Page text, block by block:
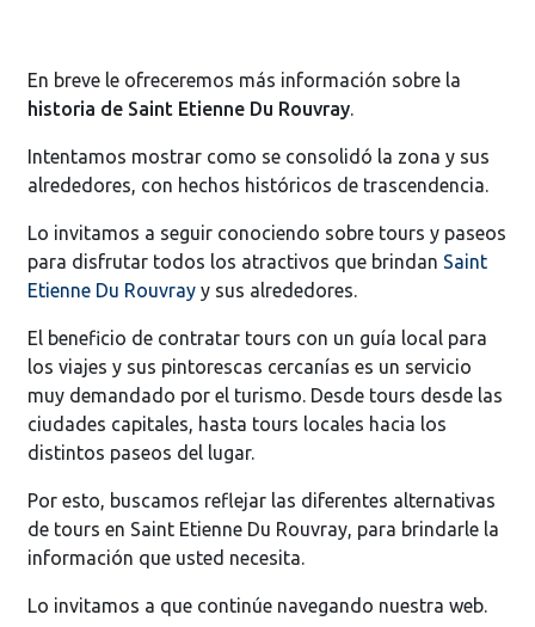
En breve le ofreceremos más información sobre la
historia de Saint Etienne Du Rouvray.
Intentamos mostrar como se consolidó la zona y sus
alrededores, con hechos históricos de trascendencia.
Lo invitamos a seguir conociendo sobre tours y paseos
para disfrutar todos los atractivos que brindan Saint
Etienne Du Rouvray y sus alrededores.
El beneficio de contratar tours con un guía local para
los viajes y sus pintorescas cercanías es un servicio
muy demandado por el turismo. Desde tours desde las
ciudades capitales, hasta tours locales hacia los
distintos paseos del lugar.
Por esto, buscamos reflejar las diferentes alternativas
de tours en Saint Etienne Du Rouvray, para brindarle la
información que usted necesita.
Lo invitamos a que continúe navegando nuestra web.